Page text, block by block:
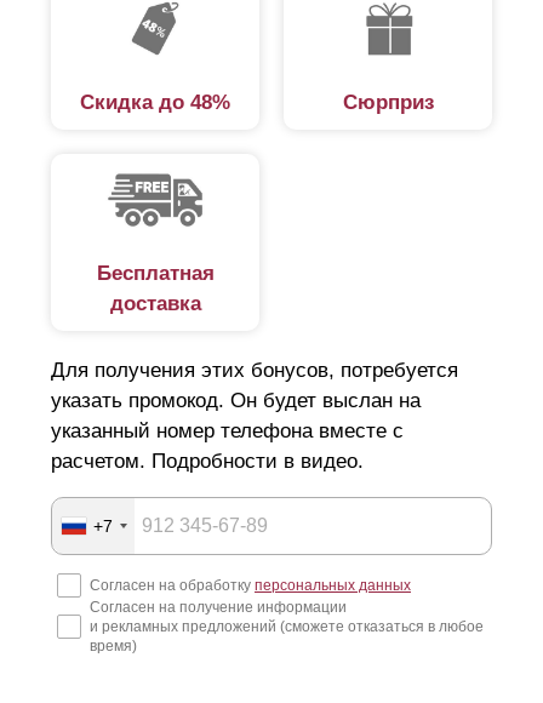
Скидка до 48% Сюрприз
Бесплатная
доставка
Для получения этих бонусов, потребуется
указать промокод. Он будет выслан на
указанный номер телефона вместе с
расчетом. Подробности в видео.
+7
Согласен на обработку персональных данных
Согласен на получение информации
и рекламных предложений (сможете отказаться в любое
время)